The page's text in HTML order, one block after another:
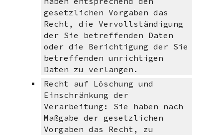
gesetzlichen Vorgaben das
Recht, die Vervollständigung
der Sie betreffenden Daten
oder die Berichtigung der Sie
betreffenden unrichtigen
Daten zu verlangen.
Recht auf Löschung und
Einschränkung der
Verarbeitung: Sie haben nach
Maßgabe der gesetzlichen
Vorgaben das Recht, zu